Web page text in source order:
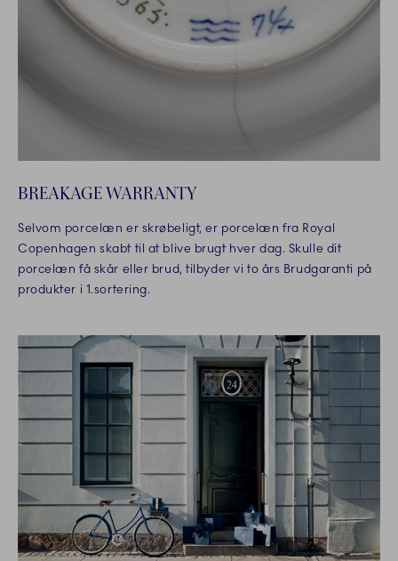
BREAKAGE WARRANTY
Selvom porcelæn er skrøbeligt, er porcelæn fra Royal
Copenhagen skabt til at blive brugt hver dag. Skulle dit
porcelæn få skår eller brud, tilbyder vi to års Brudgaranti på
produkter i 1.sortering.